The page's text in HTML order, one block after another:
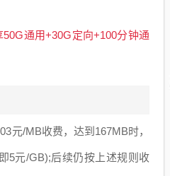
通用+30G定向+100分钟通
元/MB收费，达到167MB时，
5元/GB);后续仍按上述规则收